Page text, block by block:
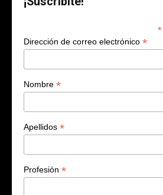
*
Dirección de correo electrónico *
Nombre *
Apellidos *
Profesión *